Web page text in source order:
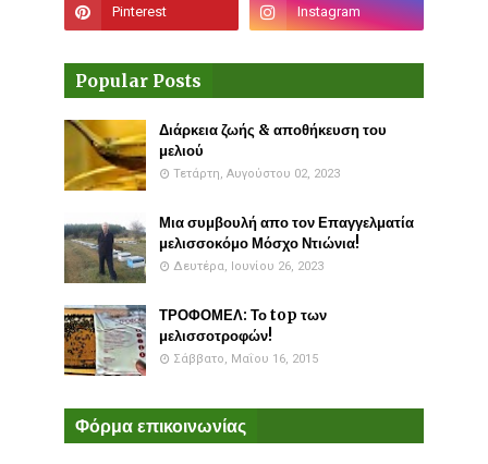
Popular Posts
Διάρκεια ζωής & αποθήκευση του
μελιού
Τετάρτη, Αυγούστου 02, 2023
Μια συμβουλή απο τον Επαγγελματία
μελισσοκόμο Μόσχο Ντιώνια!
Δευτέρα, Ιουνίου 26, 2023
ΤΡΟΦΟΜΕΛ: Το top των
μελισσοτροφών!
Σάββατο, Μαΐου 16, 2015
Φόρμα επικοινωνίας